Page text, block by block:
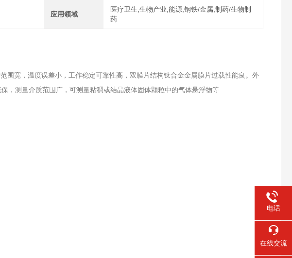
应用领域
医疗卫生,生物产业,能源,钢铁/金属,制药/生物制
药
围宽，温度误差小，工作稳定可靠性高，双膜片结构钛合金金属膜片过载性能良。外
，测量介质范围广，可测量粘稠或结晶液体固体颗粒中的气体悬浮物等
电话
在线交流